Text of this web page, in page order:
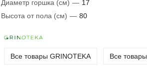
Диаметр горшка (см) — 17
Высота от пола (см) — 80
Все товары GRINOTEKA Все